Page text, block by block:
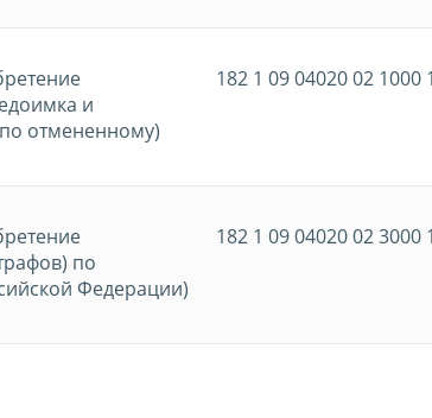
и
отмененному)
182 1 09 04020 02 1000
по
Федерации)
182 1 09 04020 02 3000